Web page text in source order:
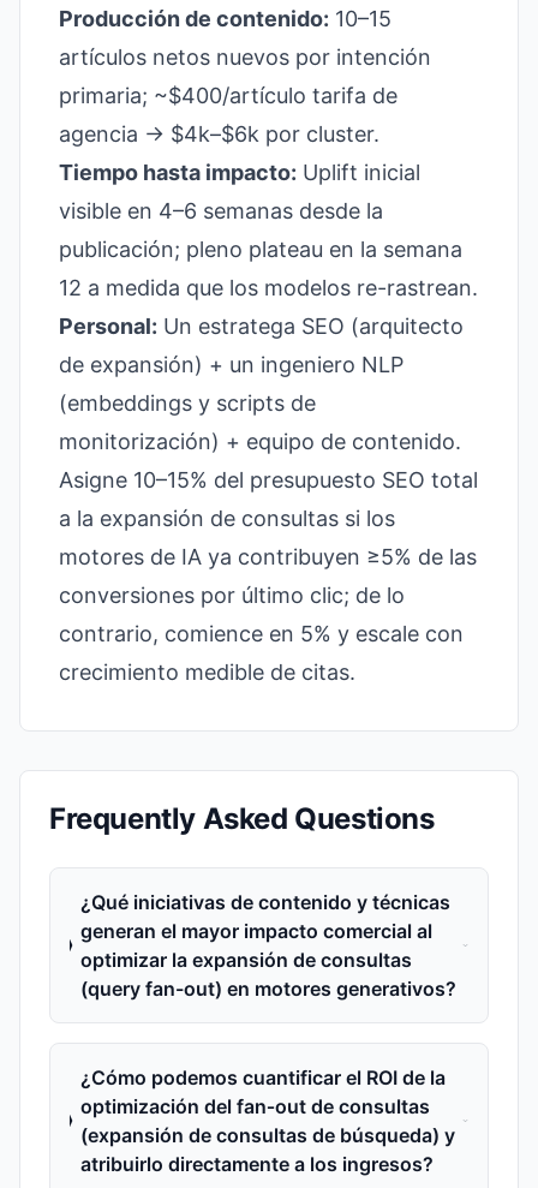
Producción de contenido: 10–15
artículos netos nuevos por intención
primaria; ~$400/artículo tarifa de
agencia → $4k–$6k por cluster.
Tiempo hasta impacto: Uplift inicial
visible en 4–6 semanas desde la
publicación; pleno plateau en la semana
12 a medida que los modelos re-rastrean.
Personal: Un estratega SEO (arquitecto
de expansión) + un ingeniero NLP
(embeddings y scripts de
monitorización) + equipo de contenido.
Asigne 10–15% del presupuesto SEO total
a la expansión de consultas si los
motores de IA ya contribuyen ≥5% de las
conversiones por último clic; de lo
contrario, comience en 5% y escale con
crecimiento medible de citas.
Frequently Asked Questions
¿Qué iniciativas de contenido y técnicas
generan el mayor impacto comercial al
optimizar la expansión de consultas
(query fan-out) en motores generativos?
¿Cómo podemos cuantificar el ROI de la
optimización del fan‑out de consultas
(expansión de consultas de búsqueda) y
atribuirlo directamente a los ingresos?